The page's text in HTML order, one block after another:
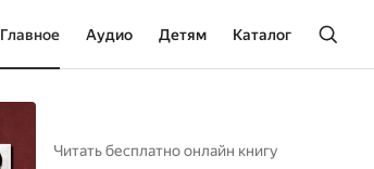
Главное Аудио Детям Каталог
Читать бесплатно онлайн книгу